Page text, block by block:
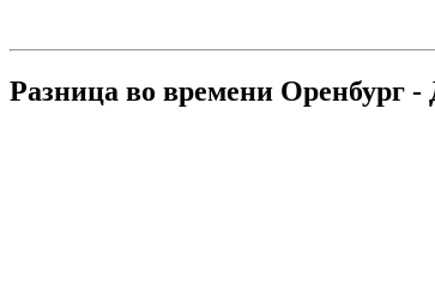
Разница во времени Оренбург